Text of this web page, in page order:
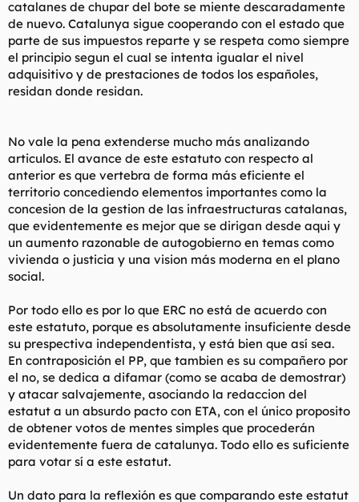
catalanes de chupar del bote se miente descaradamente
de nuevo. Catalunya sigue cooperando con el estado que
parte de sus impuestos reparte y se respeta como siempre
el principio segun el cual se intenta igualar el nivel
adquisitivo y de prestaciones de todos los españoles,
residan donde residan.
No vale la pena extenderse mucho más analizando
articulos. El avance de este estatuto con respecto al
anterior es que vertebra de forma más eficiente el
territorio concediendo elementos importantes como la
concesion de la gestion de las infraestructuras catalanas,
que evidentemente es mejor que se dirigan desde aqui y
un aumento razonable de autogobierno en temas como
vivienda o justicia y una vision más moderna en el plano
social.
Por todo ello es por lo que ERC no está de acuerdo con
este estatuto, porque es absolutamente insuficiente desde
su prespectiva independentista, y está bien que así sea.
En contraposición el PP, que tambien es su compañero por
el no, se dedica a difamar (como se acaba de demostrar)
y atacar salvajemente, asociando la redaccion del
estatut a un absurdo pacto con ETA, con el único proposito
de obtener votos de mentes simples que procederán
evidentemente fuera de catalunya. Todo ello es suficiente
para votar sí a este estatut.
Un dato para la reflexión es que comparando este estatut